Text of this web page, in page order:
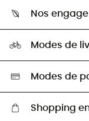
Guide des tailles
Seconde Main
Aide & Contact
HardGuides
Nos
Sélection éco-
Modes de
Modes de
Shopping